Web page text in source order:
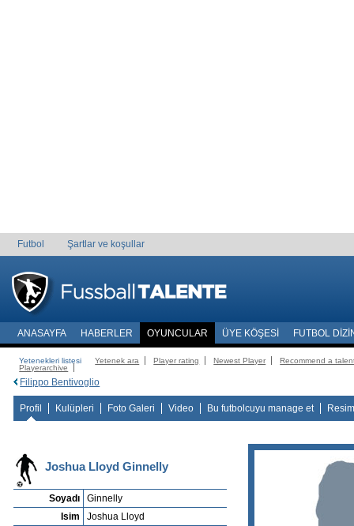
Futbol Şartlar ve koşullar
ANASAYFA HABERLER OYUNCULAR ÜYE KÖŞESI FUTBOL
Yetenekleri listesi Yetenek ara Player rating Newest Player
Recommend a
Playerarchive
Filippo Bentivoglio
Profil Kulüpleri Foto Galeri Video Bu futbolcuyu manage et
Joshua Lloyd Ginnelly
Soyadı
Ginnelly
Isim
Joshua Lloyd